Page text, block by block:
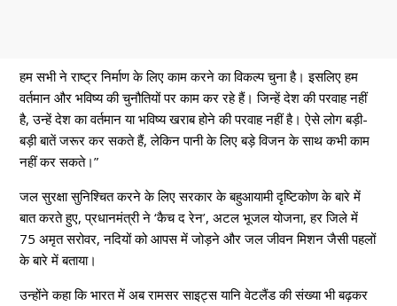
हम सभी ने राष्ट्र निर्माण के लिए काम करने का विकल्प चुना है। इसलिए हम
वर्तमान और भविष्य की चुनौतियों पर काम कर रहे हैं। जिन्हें देश की परवाह नहीं
है, उन्हें देश का वर्तमान या भविष्य खराब होने की परवाह नहीं है। ऐसे लोग बड़ी-
बड़ी बातें जरूर कर सकते हैं, लेकिन पानी के लिए बड़े विजन के साथ कभी काम
नहीं कर सकते।”
जल सुरक्षा सुनिश्चित करने के लिए सरकार के बहुआयामी दृष्टिकोण के बारे में
बात करते हुए, प्रधानमंत्री ने ‘कैच द रेन’, अटल भूजल योजना, हर जिले में
75 अमृत सरोवर, नदियों को आपस में जोड़ने और जल जीवन मिशन जैसी पहलों
के बारे में बताया।
उन्होंने कहा कि भारत में अब रामसर साइट्स यानि वेटलैंड की संख्या भी बढ़कर